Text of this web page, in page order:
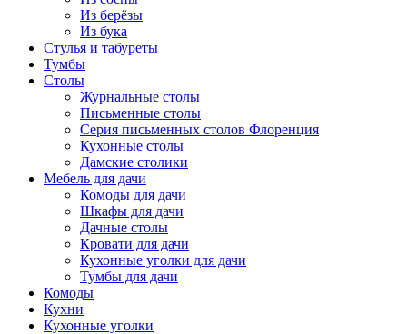
Из берёзы
Из бука
Стулья и табуреты
Тумбы
Столы
Журнальные столы
Письменные столы
Серия письменных столов Флоренция
Кухонные столы
Дамские столики
Мебель для дачи
Комоды для дачи
Шкафы для дачи
Дачные столы
Кровати для дачи
Кухонные уголки для дачи
Тумбы для дачи
Комоды
Кухни
Кухонные уголки